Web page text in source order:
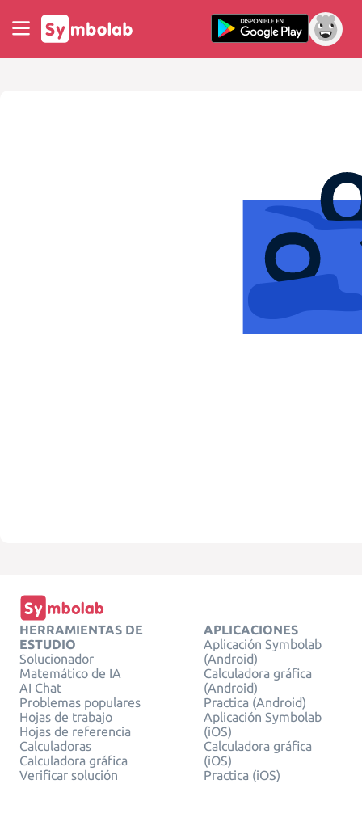
HERRAMIENTAS DE
ESTUDIO
Solucionador
Matemático de IA
AI Chat
Problemas populares
Hojas de trabajo
Hojas de referencia
Calculadoras
Calculadora gráfica
Verificar solución
APLICACIONES
Aplicación Symbolab
(Android)
Calculadora gráfica
(Android)
Practica (Android)
Aplicación Symbolab
(iOS)
Calculadora gráfica
(iOS)
Practica (iOS)